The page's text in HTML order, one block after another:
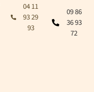
04 11
93 29
93
09 86
36 93
72